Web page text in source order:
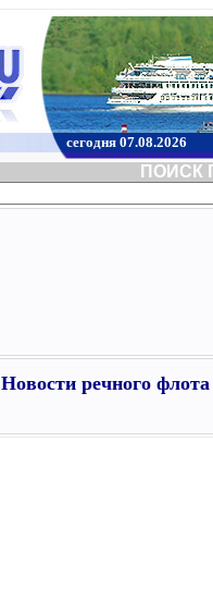
сегодня 07.08.2026
ПОИСК
Новости речного